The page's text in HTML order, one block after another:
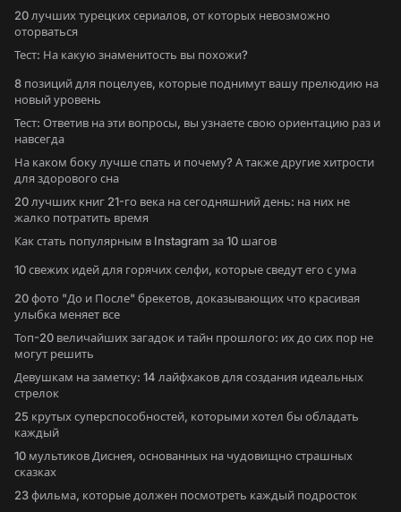
20 лучших турецких сериалов, от которых невозможно
оторваться
Тест: На какую знаменитость вы похожи?
8 позиций для поцелуев, которые поднимут вашу прелюдию на
новый уровень
Тест: Ответив на эти вопросы, вы узнаете свою ориентацию раз и
навсегда
На каком боку лучше спать и почему? А также другие хитрости
для здорового сна
20 лучших книг 21-го века на сегодняшний день: на них не
жалко потратить время
Как стать популярным в Instagram за 10 шагов
10 свежих идей для горячих селфи, которые сведут его с ума
20 фото "До и После" брекетов, доказывающих что красивая
улыбка меняет все
Топ-20 величайших загадок и тайн прошлого: их до сих пор не
могут решить
Девушкам на заметку: 14 лайфхаков для создания идеальных
стрелок
25 крутых суперспособностей, которыми хотел бы обладать
каждый
10 мультиков Диснея, основанных на чудовищно страшных
сказках
23 фильма, которые должен посмотреть каждый подросток